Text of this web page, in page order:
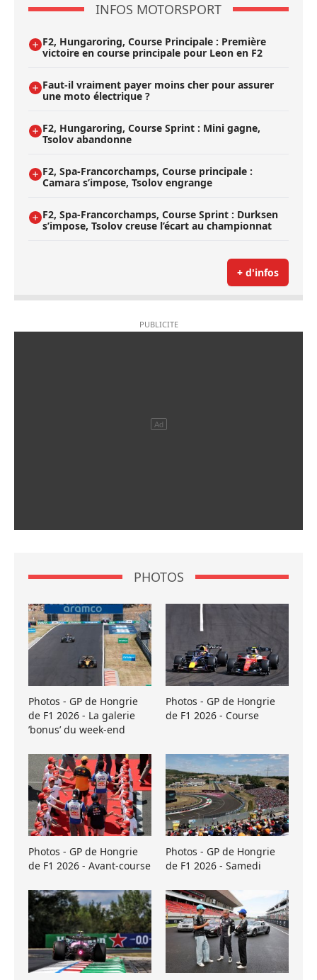
INFOS MOTORSPORT
F2, Hungaroring, Course Principale : Première
victoire en course principale pour Leon en F2
Faut-il vraiment payer moins cher pour assurer
une moto électrique ?
F2, Hungaroring, Course Sprint : Mini gagne,
Tsolov abandonne
F2, Spa-Francorchamps, Course principale :
Camara s’impose, Tsolov engrange
F2, Spa-Francorchamps, Course Sprint : Durksen
s’impose, Tsolov creuse l’écart au championnat
+ d'infos
PHOTOS
Photos - GP de Hongrie
de F1 2026 - La galerie
’bonus’ du week-end
Photos - GP de Hongrie
de F1 2026 - Course
Photos - GP de Hongrie
de F1 2026 - Avant-course
Photos - GP de Hongrie
de F1 2026 - Samedi